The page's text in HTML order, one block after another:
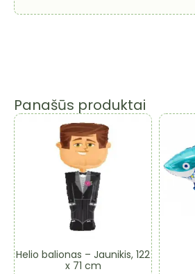
Panašūs produktai
Helio balionas – Jaunikis, 122
x 71 cm